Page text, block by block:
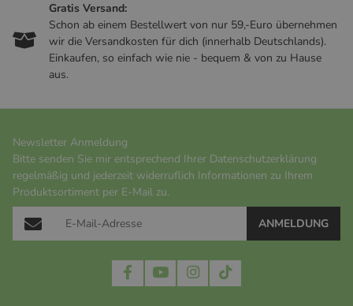
Gratis Versand:
Schon ab einem Bestellwert von nur 59,-Euro übernehmen
wir die Versandkosten für dich (innerhalb Deutschlands).
Einkaufen, so einfach wie nie - bequem & von zu Hause
aus.
Newsletter Anmeldung
Bitte senden Sie mir entsprechend Ihrer Datenschutzerklärung
regelmäßig und jederzeit widerruflich Informationen zu Ihrem
Produktsortiment per E-Mail zu.
ANMELDUNG